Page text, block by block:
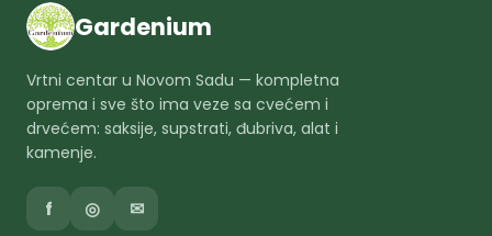
Gardenium
Vrtni centar u Novom Sadu — kompletna
oprema i sve što ima veze sa cvećem i
drvećem: saksije, supstrati, đubriva, alat i
kamenje.
f ◎ ✉